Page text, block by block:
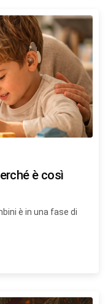
è così
è in una fase di